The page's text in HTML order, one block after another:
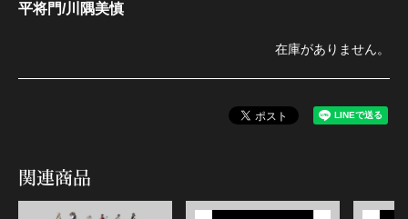
平将門/川隅美慎
在庫がありません。
関連商品